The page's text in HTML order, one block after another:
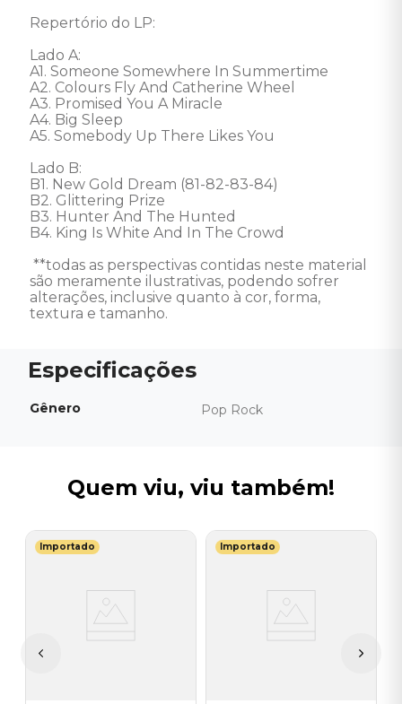
Repertório do LP:
Lado A:
A1. Someone Somewhere In Summertime
A2. Colours Fly And Catherine Wheel
A3. Promised You A Miracle
A4. Big Sleep
A5. Somebody Up There Likes You
Lado B:
B1. New Gold Dream (81-82-83-84)
B2. Glittering Prize
B3. Hunter And The Hunted
B4. King Is White And In The Crowd
são meramente ilustrativas, podendo sofrer
alterações, inclusive quanto à cor, forma,
textura e tamanho.
Gênero Pop Rock
Quem viu, viu também!
Importado Importado